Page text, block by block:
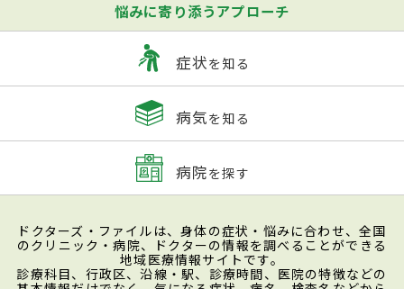
悩みに寄り添うアプローチ
症状を知る
病気を知る
病院を探す
ドクターズ・ファイルは、身体の症状・悩みに合わせ、全国
のクリニック・病院、ドクターの情報を調べることができる
地域医療情報サイトです。
診療科目、行政区、沿線・駅、診療時間、医院の特徴などの